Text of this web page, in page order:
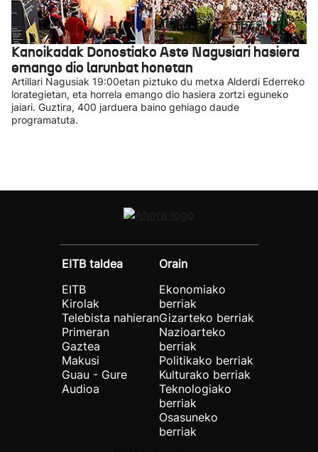
Kanoikadak Donostiako Aste Nagusiari hasiera
emango dio larunbat honetan
Artillari Nagusiak 19:00etan piztuko du metxa Alderdi Ederreko
lorategietan, eta horrela emango dio hasiera zortzi eguneko
jaiari. Guztira, 400 jarduera baino gehiago daude
programatuta.
EITB taldea
EITB
Kirolak
Telebista nahieran
Primeran
Gaztea
Makusi
Guau - Gure
Audioa
Orain
Ekonomiako
berriak
Gizarteko berriak
Nazioarteko
berriak
Politikako berriak
Kulturako berriak
Teknologiako
berriak
Osasuneko
berriak